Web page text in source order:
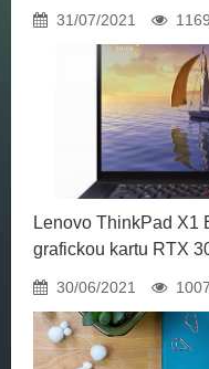
31/07/2021
Lenovo ThinkPad X1
grafickou kartu RTX
30/06/2021